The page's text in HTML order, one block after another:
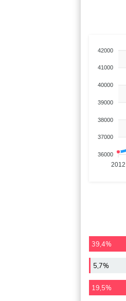
42000
41000
40000
39000
38000
37000
36000
2012
39,4%
5,7%
19,5%